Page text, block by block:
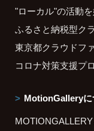
"ローカル"の活動
ふるさと納税型ク
東京都クラウドフ
コロナ対策支援プ
MotionGalleryに